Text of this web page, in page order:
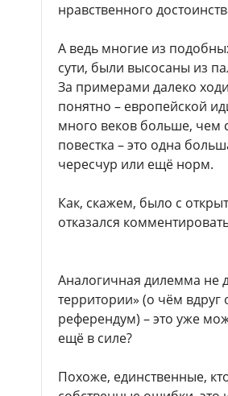
нравственного
А ведь многие из
сути, были высосаны из
За примерами далеко
понятно – европейской
много веков больше, чем
повестка – это одна
чересчур или ещё норм.
Как, скажем, было с
отказался
Аналогичная дилемма не
территории» (о чём
референдум) – это уже
ещё в силе?
Похоже, единственные,